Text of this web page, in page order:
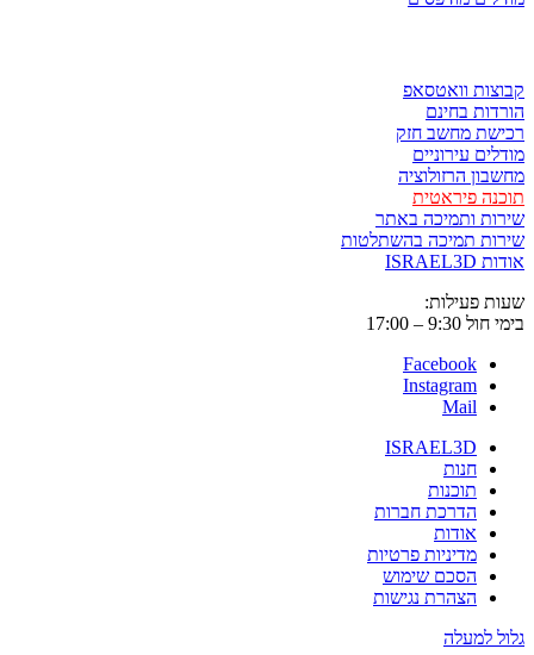
קבוצות וואטסאפ
הורדות בחינם
רכישת מחשב חזק
מודלים עירוניים
מחשבון הרזולוציה
תוכנה פיראטית
שירות ותמיכה באתר
שירות תמיכה בהשתלטות
אודות ISRAEL3D
שעות פעילות:
בימי חול 9:30 – 17:00
Facebook
Instagram
Mail
ISRAEL3D
חנות
תוכנות
הדרכת חברות
אודות
מדיניות פרטיות
הסכם שימוש
הצהרת נגישות
גלול למעלה